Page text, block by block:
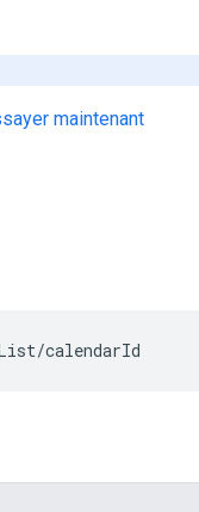
maintenant
calendarId